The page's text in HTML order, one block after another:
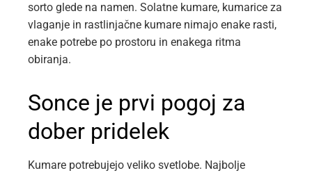
sorto glede na namen. Solatne kumare, kumarice za
vlaganje in rastlinjačne kumare nimajo enake rasti,
enake potrebe po prostoru in enakega ritma
obiranja.
Sonce je prvi pogoj za
dober pridelek
Kumare potrebujejo veliko svetlobe. Najbolje